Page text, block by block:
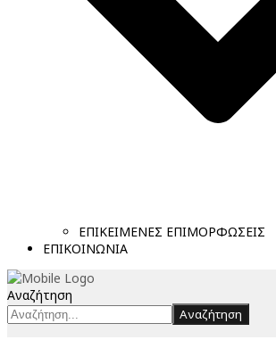
ΕΠΙΚΕΙΜΕΝΕΣ ΕΠΙΜΟΡΦΩΣΕΙΣ
ΕΠΙΚΟΙΝΩΝΙΑ
Αναζήτηση
Αναζήτηση